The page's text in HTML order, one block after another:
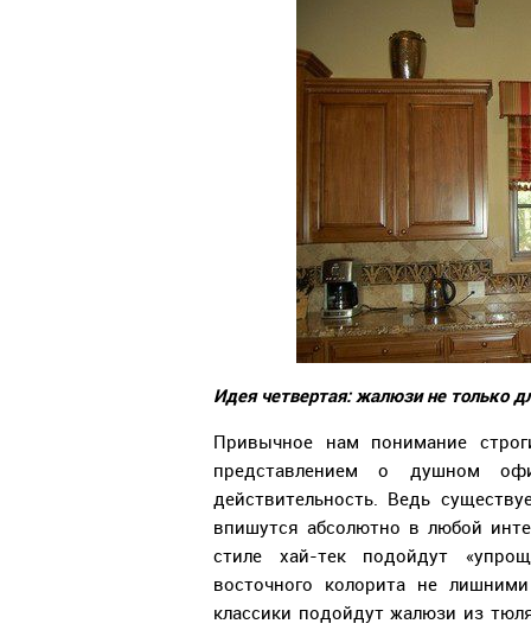
Идея четвертая: жалюзи не только
Привычное нам понимание
представлением о душном
действительность. Ведь
впишутся абсолютно в любой
стиле хай-тек подойдут
восточного колорита не
классики подойдут жалюзи из